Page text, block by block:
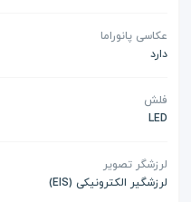
عکاسی پانوراما
دارد
فلش
LED
لرزشگر تصویر
لرزشگیر الکترونیکی (EIS)